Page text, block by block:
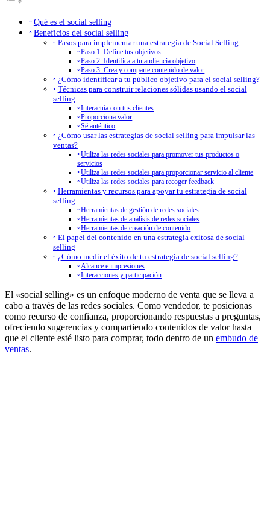
Qué es el social selling
Beneficios del social selling
Pasos para implementar una estrategia de Social Selling
Paso 1: Define tus objetivos
Paso 2: Identifica a tu audiencia objetivo
Paso 3: Crea y comparte contenido de valor
¿Cómo identificar a tu público objetivo para el social selling?
Técnicas para construir relaciones sólidas usando el social
selling
Interactúa con tus clientes
Proporciona valor
Sé auténtico
¿Cómo usar las estrategias de social selling para impulsar las
ventas?
Utiliza las redes sociales para promover tus productos o
servicios
Utiliza las redes sociales para proporcionar servicio al cliente
Utiliza las redes sociales para recoger feedback
Herramientas y recursos para apoyar tu estrategia de social
selling
Herramientas de gestión de redes sociales
Herramientas de análisis de redes sociales
Herramientas de creación de contenido
El papel del contenido en una estrategia exitosa de social
selling
¿Cómo medir el éxito de tu estrategia de social selling?
Alcance e impresiones
Interacciones y participación
El «social selling» es un enfoque moderno de venta que se lleva a
cabo a través de las redes sociales. Como vendedor, te posicionas
como recurso de confianza, proporcionando respuestas a preguntas,
ofreciendo sugerencias y compartiendo contenidos de valor hasta
que el cliente esté listo para comprar, todo dentro de un embudo de
ventas.